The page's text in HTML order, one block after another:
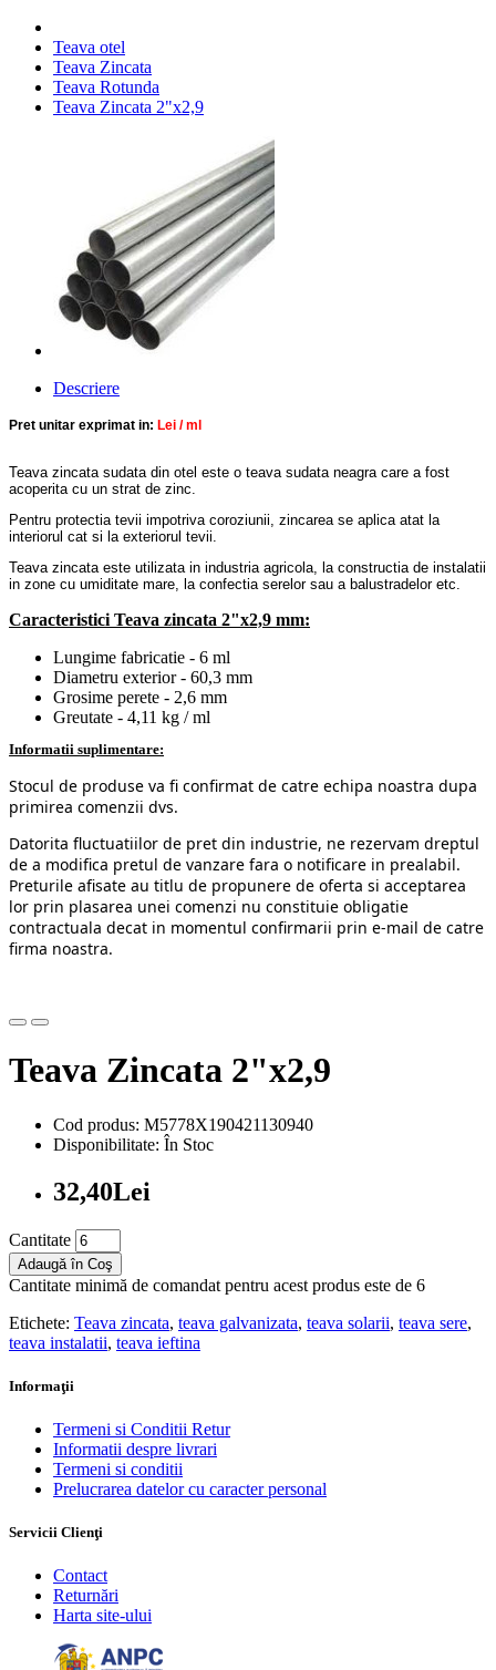
Teava otel
Teava Zincata
Teava Rotunda
Teava Zincata 2"x2,9
Descriere
Pret unitar exprimat in: Lei / ml
Teava zincata sudata din otel este o teava sudata neagra care a fost
acoperita cu un strat de zinc.
Pentru protectia tevii impotriva coroziunii, zincarea se aplica atat la
interiorul cat si la exteriorul tevii.
Teava zincata este utilizata in industria agricola, la constructia de instalatii
in zone cu umiditate mare, la confectia serelor sau a balustradelor etc.
Caracteristici Teava zincata 2"x2,9 mm:
Lungime fabricatie - 6 ml
Diametru exterior - 60,3 mm
Grosime perete - 2,6 mm
Greutate - 4,11 kg / ml
Informatii suplimentare:
Stocul de produse va fi confirmat de catre echipa noastra dupa
primirea comenzii dvs.
Datorita fluctuatiilor de pret din industrie, ne rezervam dreptul
de a modifica pretul de vanzare fara o notificare in prealabil.
Preturile afisate au titlu de propunere de oferta si acceptarea
lor prin plasarea unei comenzi nu constituie obligatie
contractuala decat in momentul confirmarii prin e-mail de catre
firma noastra.
Teava Zincata 2"x2,9
Cod produs: M5778X190421130940
Disponibilitate: În Stoc
32,40Lei
Cantitate
Adaugă în Coş
Cantitate minimă de comandat pentru acest produs este de 6
Etichete: Teava zincata, teava galvanizata, teava solarii, teava sere,
teava instalatii, teava ieftina
Informaţii
Termeni si Conditii Retur
Informatii despre livrari
Termeni si conditii
Prelucrarea datelor cu caracter personal
Servicii Clienţi
Contact
Returnări
Harta site-ului